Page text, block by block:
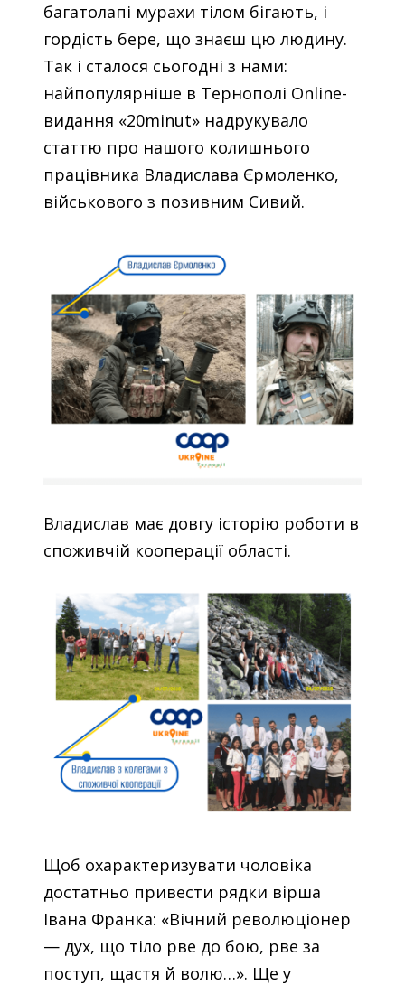
багатолапі мурахи тілом бігають, і
гордість бере, що знаєш цю людину.
Так і сталося сьогодні з нами:
найпопулярніше в Тернополі Online-
видання «20minut» надрукувало
статтю про нашого колишнього
працівника Владислава Єрмоленко,
військового з позивним Сивий.
Владислав має довгу історію роботи в
споживчій кооперації області.
Щоб охарактеризувати чоловіка
достатньо привести рядки вірша
Івана Франка: «Вічний революціонер
— дух, що тіло рве до бою, рве за
поступ, щастя й волю…». Ще у